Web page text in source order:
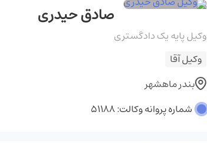
صادق حیدری
وکیل پایه یک دادگستری
وکیل آقا
بندر ماهشهر
شماره پروانه وکالت: 51188